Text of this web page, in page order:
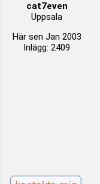
cat7even
Uppsala
Här sen Jan 2003
Inlägg: 2409